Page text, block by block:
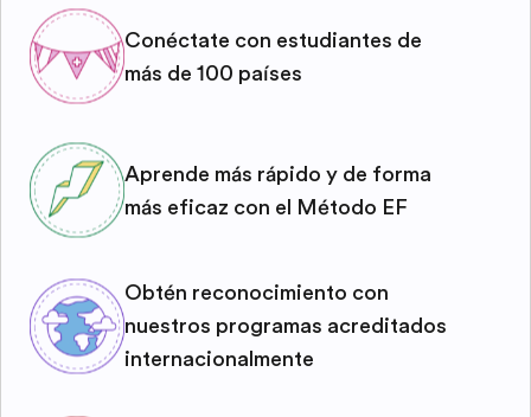
Conéctate con estudiantes de
más de 100 países
Aprende más rápido y de forma
más eficaz con el Método EF
Obtén reconocimiento con
nuestros programas acreditados
internacionalmente